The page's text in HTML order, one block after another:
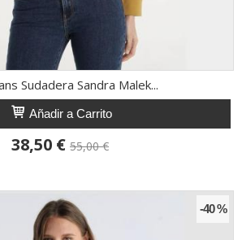
Sudadera Sandra Malek...
Añadir a Carrito
38,50 € 55,00 €
-40 %